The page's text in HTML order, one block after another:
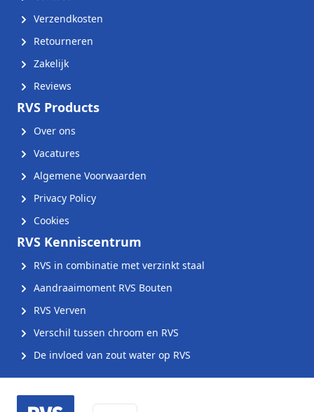
Verzendkosten
Retourneren
Zakelijk
Reviews
RVS Products
Over ons
Vacatures
Algemene Voorwaarden
Privacy Policy
Cookies
RVS Kenniscentrum
RVS in combinatie met verzinkt staal
Aandraaimoment RVS Bouten
RVS Verven
Verschil tussen chroom en RVS
De invloed van zout water op RVS